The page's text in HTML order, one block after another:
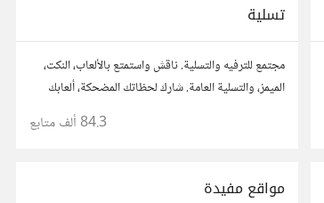
تسلية
مجتمع للترفيه والتسلية. ناقش واستمتع بالألعاب، النكت،
الميمز، والتسلية العامة. شارك لحظاتك المضحكة، ألعابك
المفضلة، وتفاعل مع أعضاء آخرين يبحثون عن المتعة
84.3 ألف متابع
مواقع مفيدة